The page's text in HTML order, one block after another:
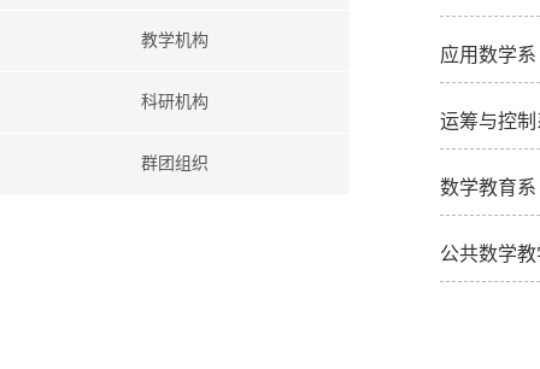
教学机构
科研机构
群团组织
应用数学系
运筹与控制
数学教育系
公共数学